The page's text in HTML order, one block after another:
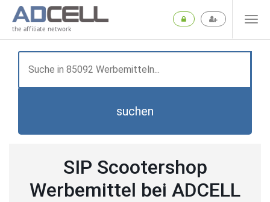
the affiliate network
suchen
SIP Scootershop
Werbemittel bei ADCELL